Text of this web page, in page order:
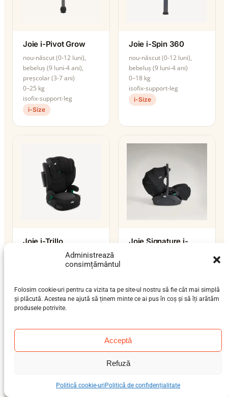
Administrează
consimțământul
Folosim cookie-uri pentru ca vizita ta pe site-ul nostru să fie cât mai simplă
și plăcută. Acestea ne ajută să ținem minte ce ai pus în coș și să îți arătăm
produsele potrivite.
Acceptă
Refuză
Politică cookie-uri Politică de confidențialitate
Joie i-Pivot Grow
nou-născut (0-12 luni),
bebeluș (9 luni-4 ani),
preșcolar (3-7 ani)
0–25 kg
isofix-support-leg
i-Size
Joie i-Spin 360
nou-născut (0-12 luni),
bebeluș (9 luni-4 ani)
0–18 kg
isofix-support-leg
i-Size
Joie i-Trillo
preșcolar (3-7 ani), școlar
i-Size
Joie Signature i-
isofix-support-leg
i-Size